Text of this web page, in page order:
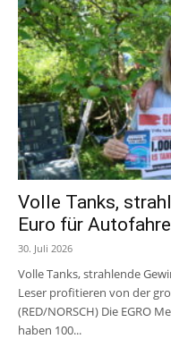
Volle Tanks,
Euro für
30. Juli 2026
Volle Tanks, strahlende
Leser profitieren von der
(RED/NORSCH) Die EGRO
haben 100...